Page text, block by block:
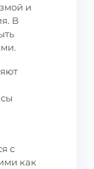
и
В
с
как